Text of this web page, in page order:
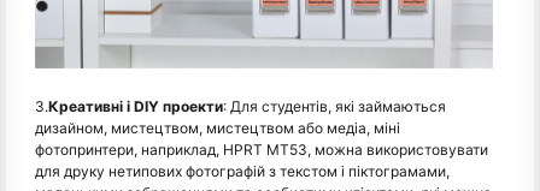
3.Креативні і DIY проекти: Для студентів, які займаються
дизайном, мистецтвом, мистецтвом або медіа, міні
фотопринтери, наприклад, HPRT MT53, можна використовувати
для друку нетипових фотографій з текстом і піктограмами,